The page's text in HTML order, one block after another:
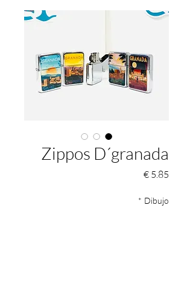
Zippos D´granada
السعر
Dibujo
*